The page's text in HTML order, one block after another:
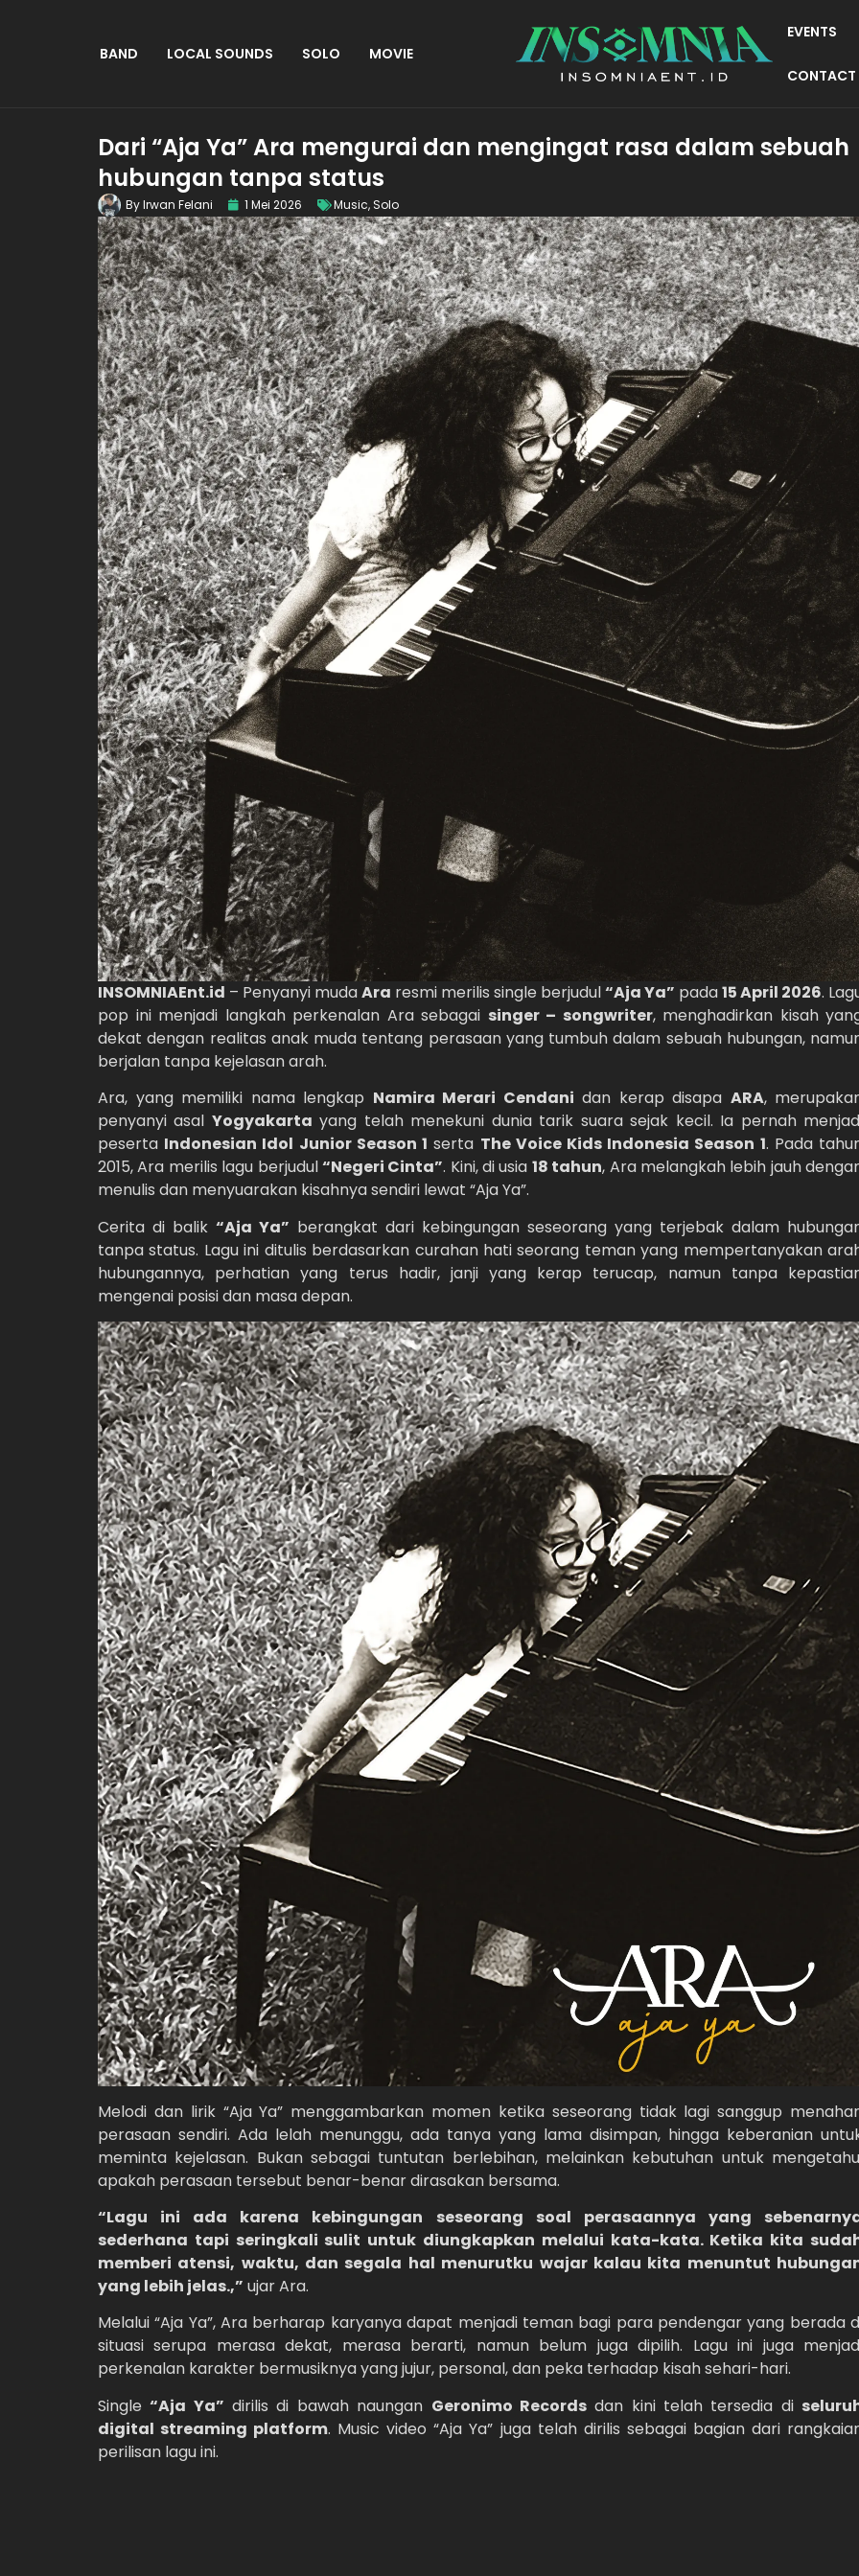
BAND LOCAL SOUNDS SOLO MOVIE
EVENTS
CONTACT
Dari “Aja Ya” Ara mengurai dan mengingat rasa dalam sebuah
hubungan tanpa status
ByIrwan Felani 1 Mei 2026 Music, Solo
INSOMNIAEnt.id – Penyanyi mudaAra resmi merilis single berjudul“Aja Ya” pada15 April 2026.
pop ini menjadi langkah perkenalan Ara sebagai singer – songwriter, menghadirkan kisah
dekat dengan realitas anak muda tentang perasaan yang tumbuh dalam sebuah hubungan,
berjalan tanpa kejelasan arah.
Ara, yang memiliki nama lengkap Namira Merari Cendani dan kerap disapa ARA,
penyanyi asal Yogyakarta yang telah menekuni dunia tarik suara sejak kecil. Ia pernah
peserta Indonesian Idol Junior Season 1 serta The Voice Kids Indonesia Season 1. Pada
2015, Ara merilis lagu berjudul“Negeri Cinta”. Kini, di usia 18 tahun, Ara melangkah lebih jauh
menulis dan menyuarakan kisahnya sendiri lewat “Aja Ya”.
Cerita di balik “Aja Ya” berangkat dari kebingungan seseorang yang terjebak dalam
tanpa status. Lagu ini ditulis berdasarkan curahan hati seorang teman yang mempertanyakan
hubungannya, perhatian yang terus hadir, janji yang kerap terucap, namun tanpa
mengenai posisi dan masa depan.
Melodi dan lirik “Aja Ya” menggambarkan momen ketika seseorang tidak lagi sanggup
perasaan sendiri. Ada lelah menunggu, ada tanya yang lama disimpan, hingga keberanian
meminta kejelasan. Bukan sebagai tuntutan berlebihan, melainkan kebutuhan untuk
apakah perasaan tersebut benar-benar dirasakan bersama.
“Lagu ini ada karena kebingungan seseorang soal perasaannya yang
sederhana tapi seringkali sulit untuk diungkapkan melalui kata-kata. Ketika kita
memberi atensi, waktu, dan segala hal menurutku wajar kalau kita menuntut
yang lebih jelas.,” ujar Ara.
Melalui “Aja Ya”, Ara berharap karyanya dapat menjadi teman bagi para pendengar yang berada
situasi serupa merasa dekat, merasa berarti, namun belum juga dipilih. Lagu ini juga
perkenalan karakter bermusiknya yang jujur, personal, dan peka terhadap kisah sehari-hari.
Single“Aja Ya” dirilis di bawah naungan Geronimo Recordsdan kini telah tersedia di
digital streaming platform. Music video “Aja Ya” juga telah dirilis sebagai bagian dari
perilisan lagu ini.